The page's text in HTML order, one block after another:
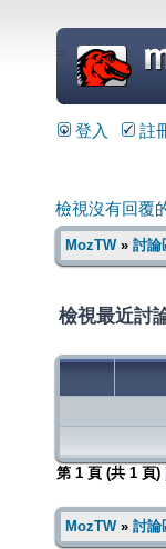
=
登入 註
檢視沒有回覆
MozTW» 討論
檢視最近討
第 1 頁 (共 1 頁)
MozTW» 討論